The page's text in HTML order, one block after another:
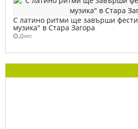
С латино ритми ще завърши
музика" в Стара Загора
Днес